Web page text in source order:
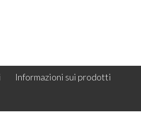
Informazioni sui prodotti